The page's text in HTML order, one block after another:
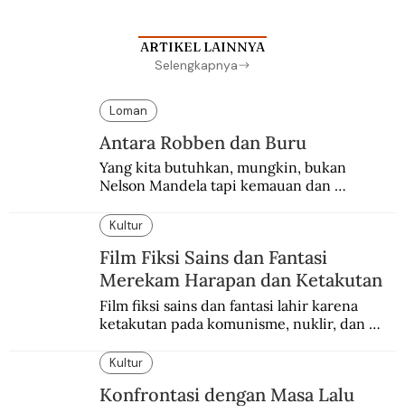
ARTIKEL LAINNYA
Selengkapnya
Loman
Antara Robben dan Buru
Yang kita butuhkan, mungkin, bukan
Nelson Mandela tapi kemauan dan
dengan berbagai cara yang bisa memenuhi
rasa keadilan.
Kultur
Film Fiksi Sains dan Fantasi
Merekam Harapan dan Ketakutan
Film fiksi sains dan fantasi lahir karena
ketakutan pada komunisme, nuklir, dan
Kultur
Konfrontasi dengan Masa Lalu